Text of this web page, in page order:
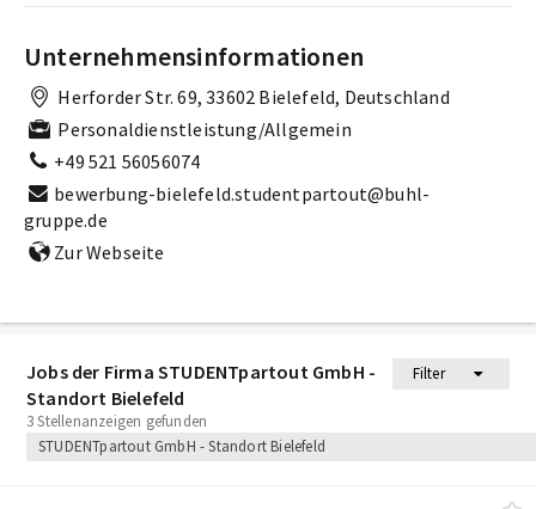
Jobs der Firma STUDENTpartout GmbH -
Standort Bielefeld
Filter
3 Stellenanzeigen gefunden
STUDENTpartout GmbH - Standort Bielefeld
Unternehmensinformationen
Herforder Str. 69, 33602 Bielefeld, Deutschland
Personaldienstleistung/Allgemein
+49 521 56056074
bewerbung-bielefeld.studentpartout@buhl-
gruppe.de
Zur Webseite